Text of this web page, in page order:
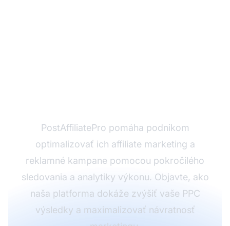
PostAffiliatePro pomáha podnikom
optimalizovať ich affiliate marketing a
reklamné kampane pomocou pokročilého
sledovania a analytiky výkonu. Objavte, ako
naša platforma dokáže zvýšiť vaše PPC
výsledky a maximalizovať návratnosť